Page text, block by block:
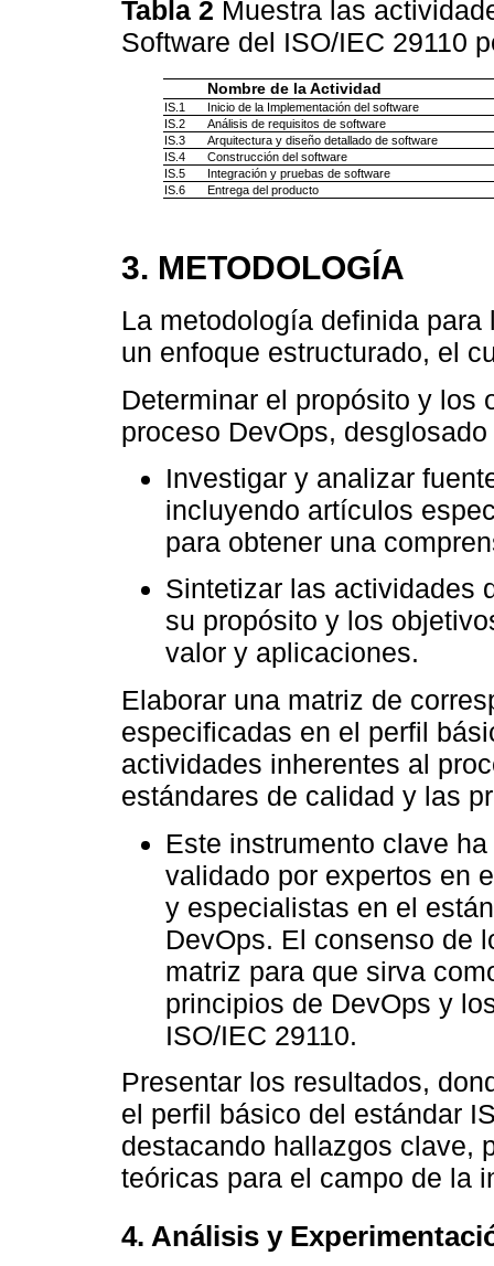
Tabla 2 Muestra las
Software del ISO/IEC 29110
Nombre de la Actividad
IS.1
Inicio de la Implementación del software
IS.2
Análisis de requisitos de software
IS.3
Arquitectura y diseño detallado de software
IS.4
Construcción del software
IS.5
Integración y pruebas de software
IS.6
Entrega del producto
3. METODOLOGÍA
La metodología definida
un enfoque estructurado, el
Determinar el propósito y los
proceso DevOps,
Investigar y analizar
incluyendo artículos
para obtener una
Sintetizar las actividades
su propósito y los
valor y aplicaciones.
Elaborar una matriz de
especificadas en el perfil
actividades inherentes al
estándares de calidad y las
Este instrumento clave
validado por expertos en
y especialistas en el
DevOps. El consenso de
matriz para que sirva
principios de DevOps y
ISO/IEC 29110.
Presentar los resultados,
el perfil básico del estándar
destacando hallazgos clave,
teóricas para el campo de la
4. Análisis y